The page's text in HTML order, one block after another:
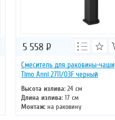
Смеситель для раковины-чаши
Timo Anni 2711/03F черный
Высота излива: 24 см
Длина излива: 17 см
Монтаж: на раковину
Тип излива: поворотный
5 558 Р